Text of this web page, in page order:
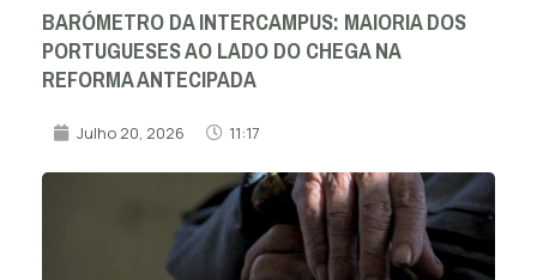
BARÓMETRO DA INTERCAMPUS: MAIORIA DOS
PORTUGUESES AO LADO DO CHEGA NA
REFORMA ANTECIPADA
Julho 20, 2026 11:17